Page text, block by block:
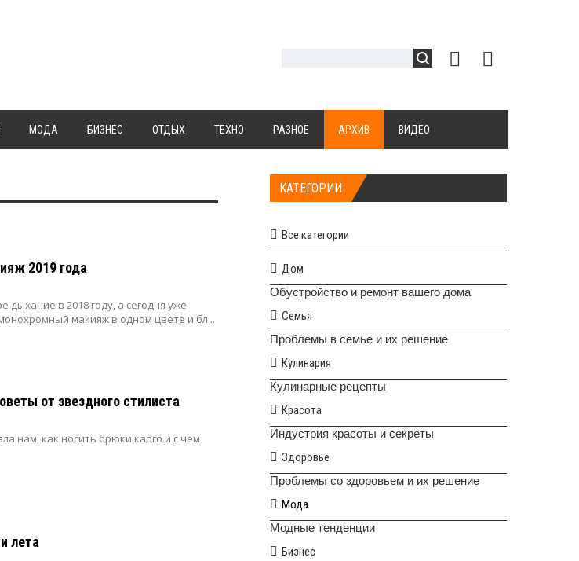
МОДА БИЗНЕС ОТДЫХ ТЕХНО РАЗНОЕ АРХИВ ВИДЕО
2019 года
дыхание в 2018 году, а сегодня уже
макияж в одном цвете и бл...
от звездного стилиста
нам, как носить брюки карго и с чем
лета
КАТЕГОРИИ
Все категории
Дом
Обустройство и ремонт вашего дома
Семья
Проблемы в семье и их решение
Кулинария
Кулинарные рецепты
Красота
Индустрия красоты и секреты
Здоровье
Проблемы со здоровьем и их решение
Мода
Модные тенденции
Бизнес